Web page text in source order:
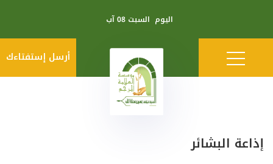
اليوم السبت 08 آب
أرسل إستفتاءك
إذاعة البشائر